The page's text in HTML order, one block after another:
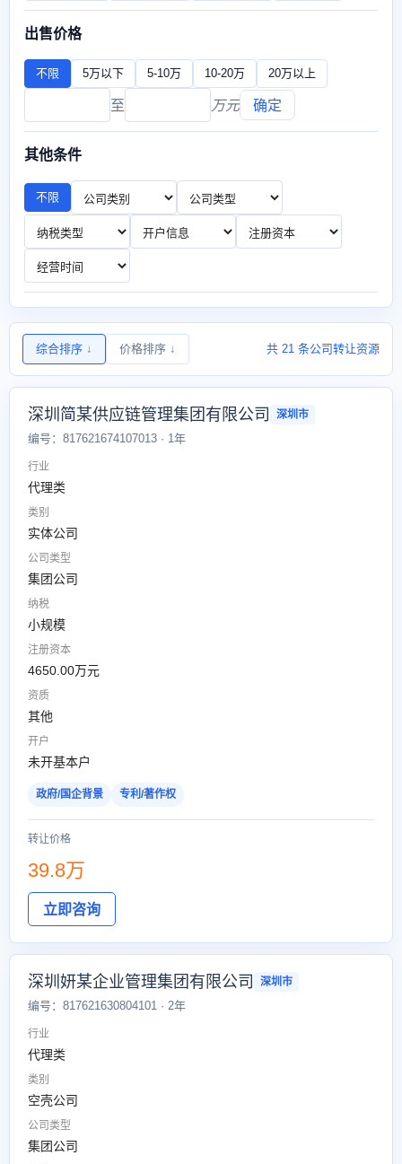
出售价格
不限 5万以下 5-10万 10-20万 20万以上
至 万元 确定
其他条件
不限
综合排序 ↓ 价格排序 ↓ 共 21 条公司转让资源
深圳简某供应链管理集团有限公司 深圳市
编号：817621674107013 · 1年
行业
代理类
类别
实体公司
公司类型
集团公司
纳税
小规模
注册资本
4650.00万元
资质
其他
开户
未开基本户
政府/国企背景 专利/著作权
转让价格
39.8万
立即咨询
深圳妍某企业管理集团有限公司 深圳市
编号：817621630804101 · 2年
行业
代理类
类别
空壳公司
公司类型
集团公司